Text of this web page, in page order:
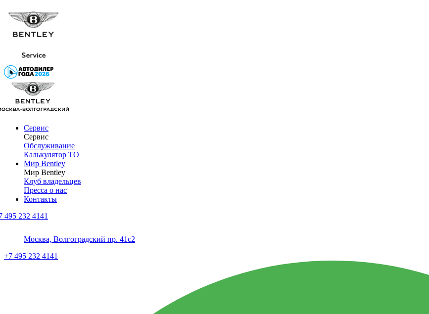
Сервис
Сервис
Обслуживание
Калькулятор ТО
Мир Bentley
Мир Bentley
Клуб владельцев
Пресса о нас
Контакты
495 232 4141
Москва, Волгоградский пр. 41с2
+7 495 232 4141